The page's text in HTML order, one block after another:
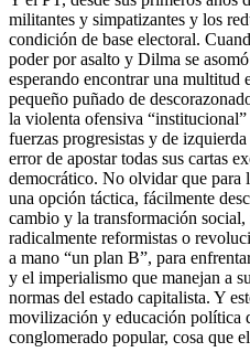
militantes y simpatizantes y los
condición de base electoral.
poder por asalto y Dilma se
esperando encontrar una multitud
pequeño puñado de
la violenta ofensiva
fuerzas progresistas y de
error de apostar todas sus cartas
democrático. No olvidar que para
una opción táctica, fácilmente
cambio y la transformación social,
radicalmente reformistas o
a mano “un plan B”, para
y el imperialismo que manejan a
normas del estado capitalista. Y
movilización y educación política
conglomerado popular, cosa que